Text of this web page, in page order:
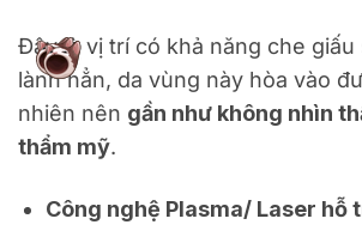
Đây là vị trí có khả năng che giấu
lành hẳn, da vùng này hòa vào
nhiên nên gần như không nhìn
thẩm mỹ.
Công nghệ Plasma/ Laser hỗ